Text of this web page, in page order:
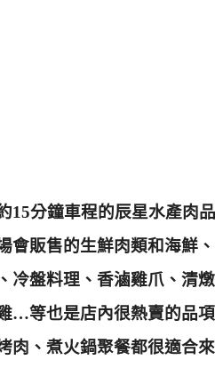
15分鐘車程的辰星水產肉
會販售的生鮮肉類和海鮮
冷盤料理、香滷雞爪、清
…等也是店內很熱賣的品
肉、煮火鍋聚餐都很適合